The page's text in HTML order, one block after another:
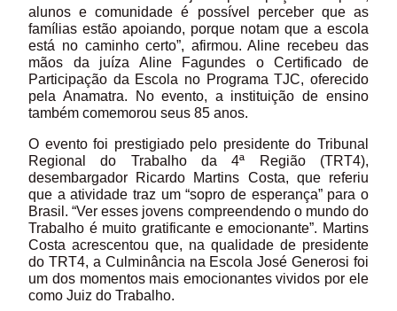
alunos e comunidade é possível perceber que as
famílias estão apoiando, porque notam que a escola
está no caminho certo”, afirmou. Aline recebeu das
mãos da juíza Aline Fagundes o Certificado de
Participação da Escola no Programa TJC, oferecido
pela Anamatra. No evento, a instituição de ensino
também comemorou seus 85 anos.
O evento foi prestigiado pelo presidente do Tribunal
Regional do Trabalho da 4ª Região (TRT4),
desembargador Ricardo Martins Costa, que referiu
que a atividade traz um “sopro de esperança” para o
Brasil. “Ver esses jovens compreendendo o mundo do
Trabalho é muito gratificante e emocionante”. Martins
Costa acrescentou que, na qualidade de presidente
do TRT4, a Culminância na Escola José Generosi foi
um dos momentos mais emocionantes vividos por ele
como Juiz do Trabalho.